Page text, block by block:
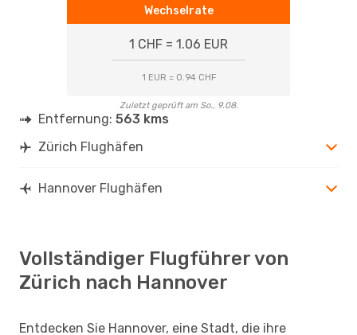
Wechselrate
1 CHF = 1.06 EUR
1 EUR = 0.94 CHF
Zuletzt geprüft am So., 9.08.
Entfernung: 563 kms
Zürich Flughäfen
Hannover Flughäfen
Vollständiger Flugführer von
Zürich nach Hannover
Entdecken Sie Hannover, eine Stadt, die ihre